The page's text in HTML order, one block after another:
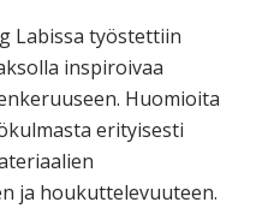
Labissa työstettiin
inspiroivaa
Huomioita
erityisesti
ja houkuttelevuuteen.